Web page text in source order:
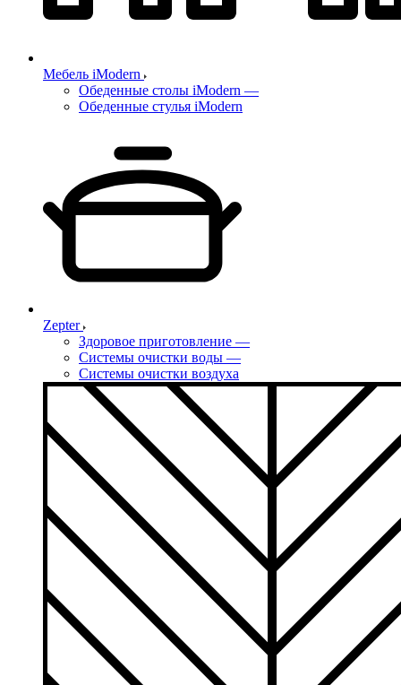
Мебель iModern
Обеденные столы iModern —
Обеденные стулья iModern
Zepter
Здоровое приготовление —
Системы очистки воды —
Системы очистки воздуха